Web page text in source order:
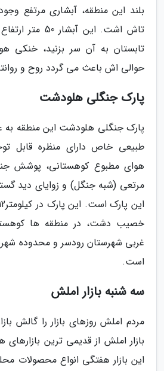
بلند این منطقه، آبشاری مرتفع
تاش اشت. این
تابستان به آن سر بزنید، خنکی
حوالی اش باعث می گردد روح و
پارک جنگلی هلودشت
پارک جنگلی هلودشت این منطقه
طبیعی خاص دارای منظره قابل
هوای مطبوع کوهستانی، پوشش
مرتعی (شبه جنگل) و زوایای دید
خصیب دشت، در منطقه ها
غربی شهرستان رودسر و محدوده
است.
سه شنبه بازار املش
مردم املش روزهای بازار را گالش
بازار املش از قدیمی ترین
این بازار هفتگی انواع محصولات